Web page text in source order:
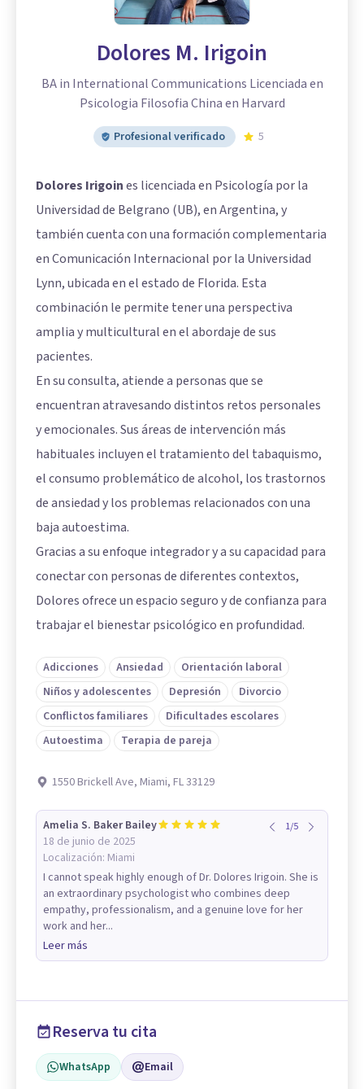
Dolores M. Irigoin
BA in International Communications Licenciada en
Psicologia Filosofia China en Harvard
Profesional verificado 5
Dolores Irigoines licenciada en Psicología por la
Universidad de Belgrano (UB), en Argentina, y
también cuenta con una formación complementaria
en Comunicación Internacional por la Universidad
Lynn, ubicada en el estado de Florida. Esta
combinación le permite tener una perspectiva
amplia y multicultural en el abordaje de sus
pacientes.
En su consulta, atiende a personas que se
encuentran atravesando distintos retos personales
y emocionales. Sus áreas de intervención más
habituales incluyen el tratamiento del tabaquismo,
el consumo problemático de alcohol, los trastornos
de ansiedad y los problemas relacionados con una
baja autoestima.
Gracias a su enfoque integrador y a su capacidad para
conectar con personas de diferentes contextos,
Dolores ofrece un espacio seguro y de confianza para
trabajar el bienestar psicológico en profundidad.
Adicciones Ansiedad
Orientación laboral
Niños y adolescentes
Depresión
Divorcio
Conflictos familiares
Dificultades escolares
Autoestima
Terapia de pareja
1550 Brickell Ave, Miami, FL 33129
Amelia S. Baker Bailey
18 de junio de 2025
Localización: Miami
1/5
I cannot speak highly enough of Dr. Dolores Irigoin. She is
an extraordinary psychologist who combines deep
empathy, professionalism, and a genuine love for her
work and her...
Leer más
Reserva tu cita
WhatsApp Email